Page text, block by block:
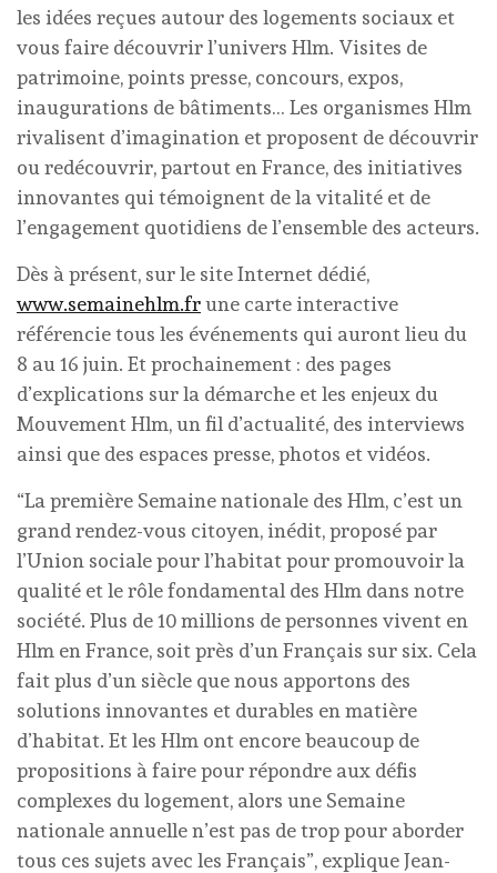
les idées reçues autour des logements sociaux et
vous faire découvrir l’univers Hlm. Visites de
patrimoine, points presse, concours, expos,
inaugurations de bâtiments… Les organismes Hlm
rivalisent d’imagination et proposent de découvrir
ou redécouvrir, partout en France, des initiatives
innovantes qui témoignent de la vitalité et de
l’engagement quotidiens de l’ensemble des acteurs.
Dès à présent, sur le site Internet dédié,
www.semainehlm.frune carte interactive
référencie tous les événements qui auront lieu du
8 au 16 juin. Et prochainement : des pages
d’explications sur la démarche et les enjeux du
Mouvement Hlm, un fil d’actualité, des interviews
ainsi que des espaces presse, photos et vidéos.
“La première Semaine nationale des Hlm, c’est un
grand rendez-vous citoyen, inédit, proposé par
l’Union sociale pour l’habitat pour promouvoir la
qualité et le rôle fondamental des Hlm dans notre
société. Plus de 10 millions de personnes vivent en
Hlm en France, soit près d’un Français sur six. Cela
fait plus d’un siècle que nous apportons des
solutions innovantes et durables en matière
d’habitat. Et les Hlm ont encore beaucoup de
propositions à faire pour répondre aux défis
complexes du logement, alors une Semaine
nationale annuelle n’est pas de trop pour aborder
tous ces sujets avec les Français”, explique Jean-